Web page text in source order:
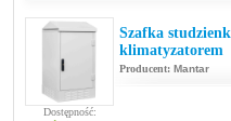
Dostępność:
Szafka
klimatyzatorem
Producent: Mantar